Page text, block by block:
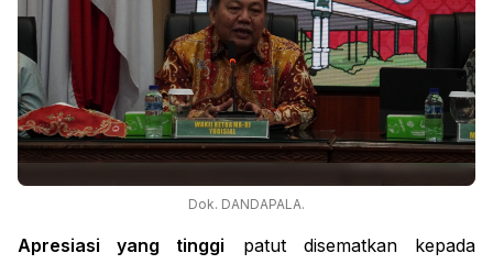
Dok. DANDAPALA.
Apresiasi yang tinggi patut disematkan kepada